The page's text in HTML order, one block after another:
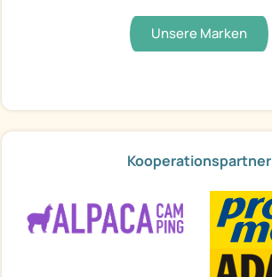
Unsere Marken
Kooperationspartner